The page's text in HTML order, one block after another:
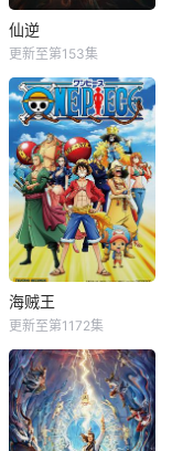
仙逆
更新至第153集
海贼王
更新至第1172集